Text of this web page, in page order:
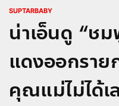
SUPTARBABY
น่าเอ็นดู “ช
แดงออกราย
คุณแม่ไม่ได้เ